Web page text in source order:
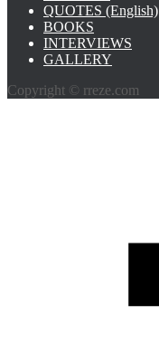
QUOTES (English)
BOOKS
INTERVIEWS
GALLERY
Copyright © rreze.com